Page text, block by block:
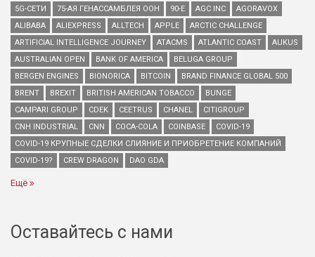
5G-СЕТИ
75-АЯ ГЕНАССАМБЛЕЯ ООН 90-Е AGC INC
AGORAVOX
ALIBABA
ALIEXPRESS ALLTECH APPLE
ARCTIC CHALLENGE
ARTIFICIAL INTELLIGENCE JOURNEY
ATACMS ATLANTIC COAST
AUKUS
AUSTRALIAN OPEN
BANK OF AMERICA
BELUGA GROUP
BERGEN ENGINES
BIONORICA BITCOIN
BRAND FINANCE GLOBAL 500
BRENT
BREXIT BRITISH AMERICAN TOBACCO
BUNGE
CAMPARI GROUP
CDEK CEETRUS CHANEL
CITIGROUP
CNH INDUSTRIAL
CNN COCA-COLA COINBASE
COVID-19
COVID-19 КРУПНЫЕ СДЕЛКИ СЛИЯНИЕ И ПРИОБРЕТЕНИЕ КОМПАНИЙ
COVID-19?
CREW DRAGON DAO GDA
Ещё
Оставайтесь с нами